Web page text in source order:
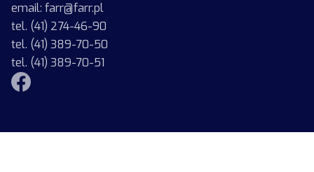
email: farr@farr.pl
tel. (41) 274-46-90
tel. (41) 389-70-50
tel. (41) 389-70-51